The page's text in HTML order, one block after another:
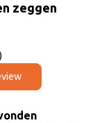
zeggen